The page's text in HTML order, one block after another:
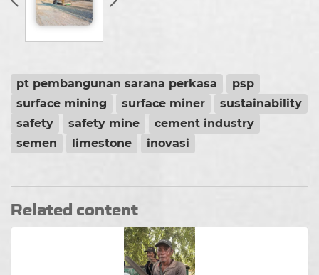
pt pembangunan sarana perkasa
psp
surface mining
surface miner
sustainability
safety
safety mine
cement industry
semen
limestone inovasi
Related content